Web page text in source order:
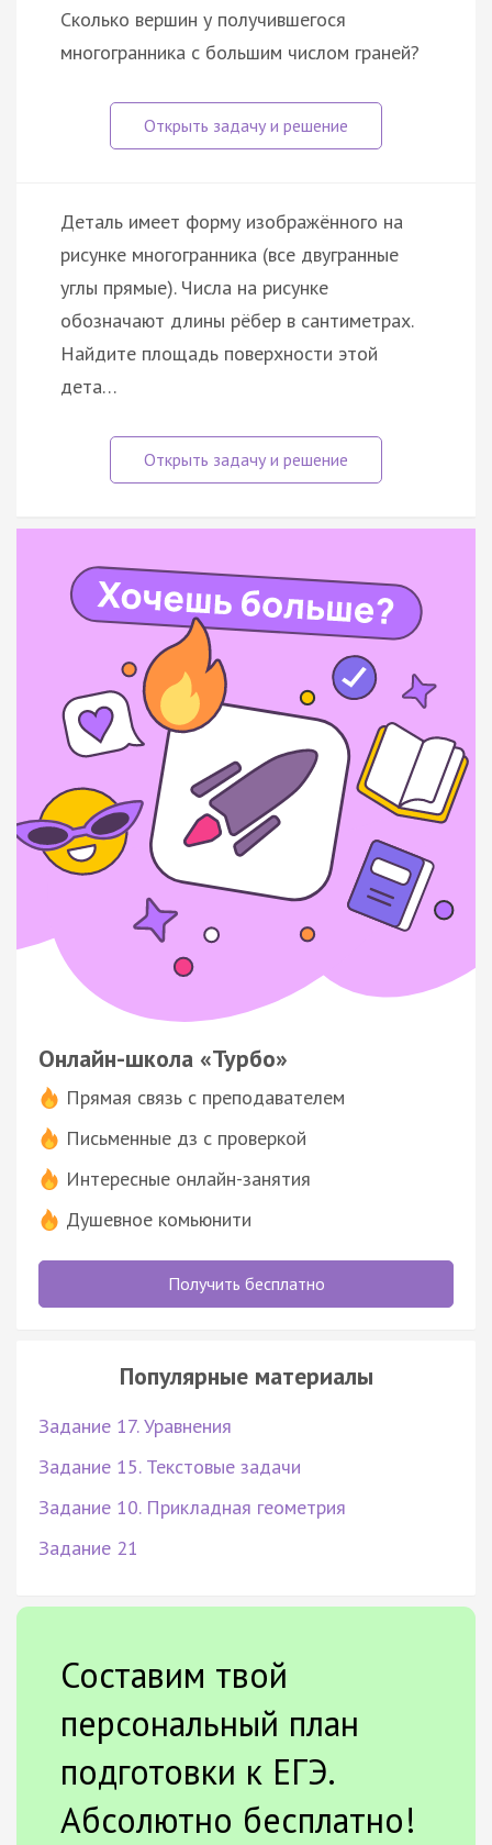
Сколько вершин у получившегося
многогранника с большим числом граней?
Деталь имеет форму изображённого на
рисунке многогранника (все двугранные
углы прямые). Числа на рисунке
обозначают длины рёбер в сантиметрах.
Найдите площадь поверхности этой
дета…
Онлайн-школа «Турбо»
Прямая связь с преподавателем
Письменные дз с проверкой
Интересные онлайн-занятия
Душевное комьюнити
Получить бесплатно
Популярные материалы
Задание 17. Уравнения
Задание 15. Текстовые задачи
Задание 10. Прикладная геометрия
Задание 21
Составим твой
персональный план
подготовки к ЕГЭ.
Абсолютно бесплатно!